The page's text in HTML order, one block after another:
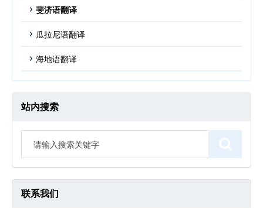
斐济语翻译
瓜拉尼语翻译
海地语翻译
站内搜索
联系我们